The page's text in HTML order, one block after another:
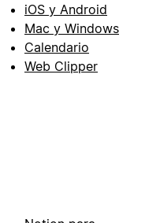
iOS y Android
Mac y Windows
Calendario
Web Clipper